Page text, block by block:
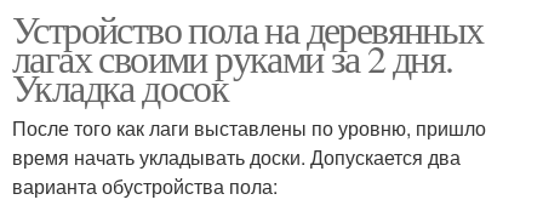
Устройство пола на деревянных
лагах своими руками за 2 дня.
Укладка досок
После того как лаги выставлены по уровню, пришло
время начать укладывать доски. Допускается два
варианта обустройства пола: